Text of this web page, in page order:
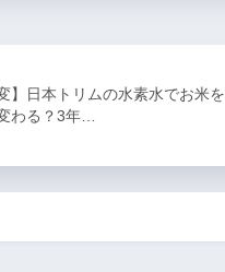
】日本トリムの水素水でお米を
わる？3年…